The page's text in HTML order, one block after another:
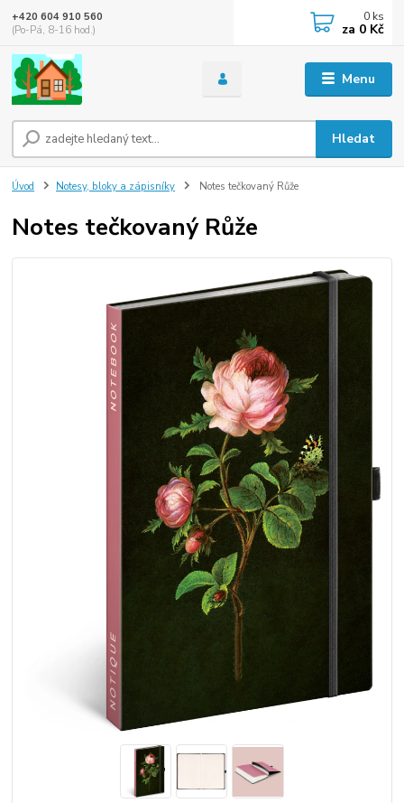
Menu
Hledat
+420 604 910 560
(Po-Pá, 8-16 hod.)
0 ks
za 0 Kč
Úvod Notesy, bloky a zápisníky Notes tečkovaný Růže
Notes tečkovaný Růže